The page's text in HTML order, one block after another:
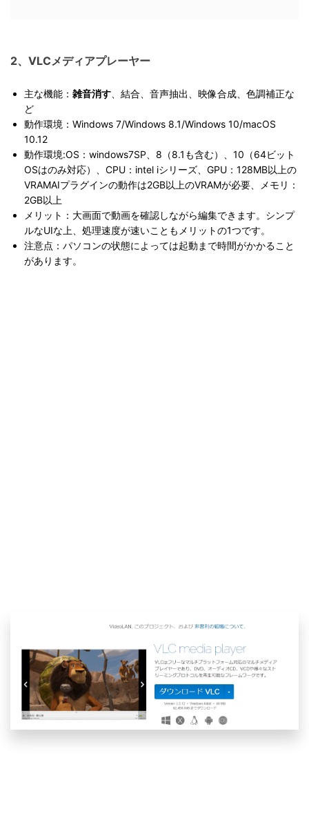
2、VLCメディアプレーヤー
主な機能： 雑音消す 、結合、音声抽出、映像合成、色調補正な
ど
動作環境：Windows 7/Windows 8.1/Windows 10/macOS
10.12
動作環境:OS：windows7SP、8（8.1も含む）、10（64ビット
OSはのみ対応）、CPU：intel iシリーズ、GPU：128MB以上の
VRAMAIプラグインの動作は2GB以上のVRAMが必要、メモリ：
2GB以上
メリット：大画面で動画を確認しながら編集できます。シンプ
ルなUIな上、処理速度が速いこともメリットの1つです。
注意点：パソコンの状態によっては起動まで時間がかかること
があります。